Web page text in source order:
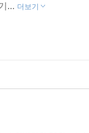
... 더보기